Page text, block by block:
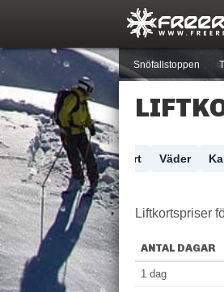
Nyheter Quiz
Nya inlägg
Snöfallstoppen
Skidor Pjäxor
Årets Krasch
Skidort Väder
Liftkortspriser
ANTAL DAGAR
1 dag